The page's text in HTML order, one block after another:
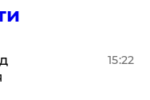
15:22